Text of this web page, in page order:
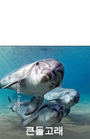
Tobias Friedrich
큰돌고래